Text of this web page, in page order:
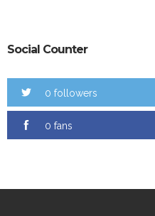
Social Counter
0 followers
0 fans